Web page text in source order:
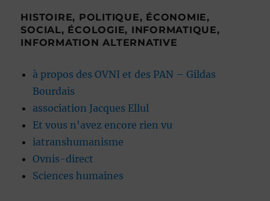
HISTOIRE, POLITIQUE, ÉCONOMIE,
SOCIAL, ÉCOLOGIE, INFORMATIQUE,
INFORMATION ALTERNATIVE
à propos des OVNI et des PAN – Gildas
Bourdais
association Jacques Ellul
Et vous n'avez encore rien vu
iatranshumanisme
Ovnis-direct
Sciences humaines